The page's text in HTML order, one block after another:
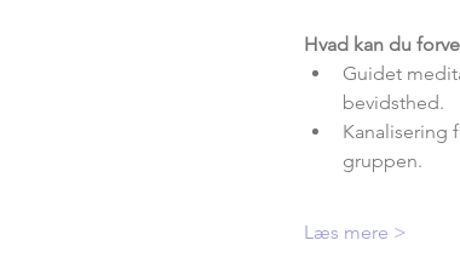
Hvad kan du
Guidet
bevidsthed.
Kanalisering
gruppen.
Læs mere >